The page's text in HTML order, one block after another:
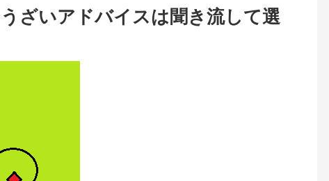
ざいアドバイスは聞き流して選